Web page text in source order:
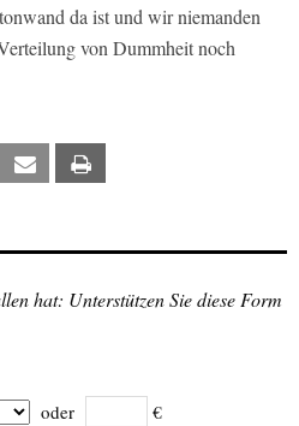
da ist und wir niemanden
von Dummheit noch
Xing Email
hat: Unterstützen Sie diese Form
oder €